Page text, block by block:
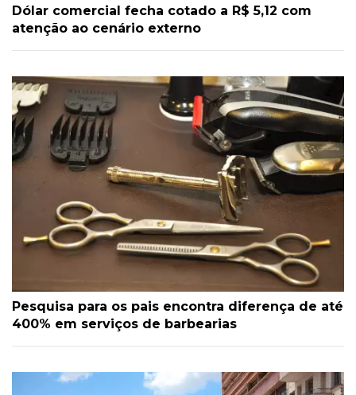
Dólar comercial fecha cotado a R$ 5,12 com
atenção ao cenário externo
Pesquisa para os pais encontra diferença de até
400% em serviços de barbearias